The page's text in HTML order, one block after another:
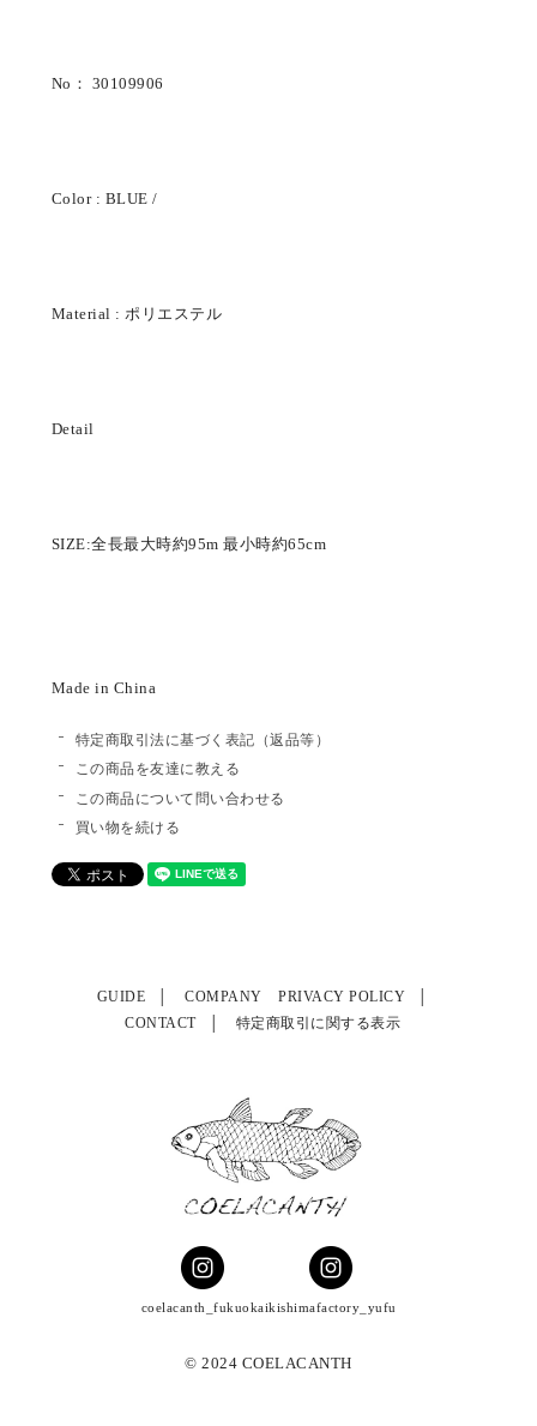
No： 30109906
Color : BLUE /
Material : ポリエステル
Detail
SIZE:全長最大時約95m 最小時約65cm
Made in China
特定商取引法に基づく表記（返品等）
この商品を友達に教える
この商品について問い合わせる
買い物を続ける
GUIDE COMPANY
PRIVACY POLICY
CONTACT
特定商取引に関する表示
coelacanth_fukuokaikishimafactory_yufu
© 2024 COELACANTH